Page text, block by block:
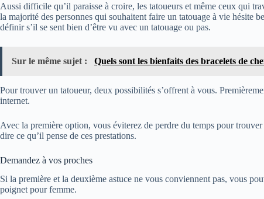
Aussi difficile qu’il paraisse à croire, les tatoueurs et même ceux qui
la majorité des personnes qui souhaitent faire un tatouage à vie hésite
définir s’il se sent bien d’être vu avec un tatouage ou pas.
Sur le même sujet : Quels sont les bienfaits des bracelets de
Pour trouver un tatoueur, deux possibilités s’offrent à vous.
internet.
Avec la première option, vous éviterez de perdre du temps pour
dire ce qu’il pense de ces prestations.
Demandez à vos proches
Si la première et la deuxième astuce ne vous conviennent pas, vous
poignet pour femme.